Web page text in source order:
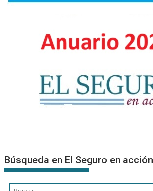
Búsqueda en El Seguro en acción